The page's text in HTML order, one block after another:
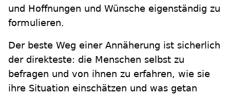
und Hoffnungen und Wünsche eigenständig zu
formulieren.
Der beste Weg einer Annäherung ist sicherlich
der direkteste: die Menschen selbst zu
befragen und von ihnen zu erfahren, wie sie
ihre Situation einschätzen und was getan